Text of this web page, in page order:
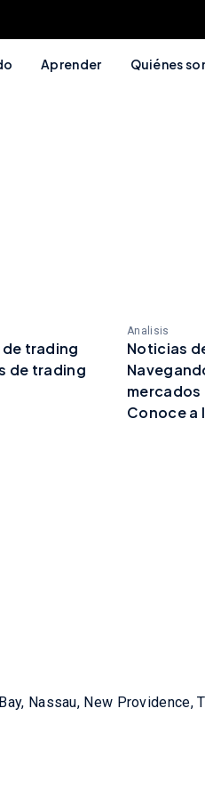
Aprender Quiénes
trading
de trading
Analisis
Noticias
mercados
Conoce a
Nassau, New Providence,